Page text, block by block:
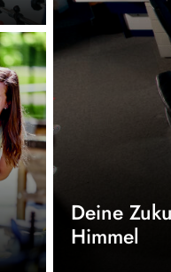
Deine
Himmel